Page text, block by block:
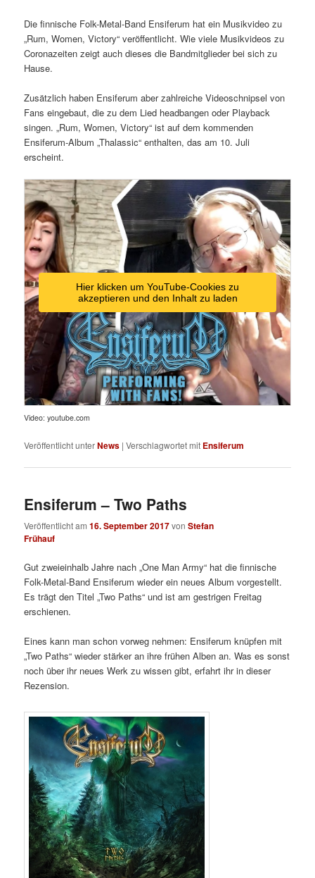
Die finnische Folk-Metal-Band Ensiferum hat ein Musikvideo zu
„Rum, Women, Victory“ veröffentlicht. Wie viele Musikvideos zu
Coronazeiten zeigt auch dieses die Bandmitglieder bei sich zu
Hause.
Zusätzlich haben Ensiferum aber zahlreiche Videoschnipsel von
Fans eingebaut, die zu dem Lied headbangen oder Playback
singen. „Rum, Women, Victory“ ist auf dem kommenden
Ensiferum-Album „Thalassic“ enthalten, das am 10. Juli
erscheint.
Hier klicken um YouTube-Cookies zu
akzeptieren und den Inhalt zu laden
Video: youtube.com
Veröffentlicht unterNews |Verschlagwortet mit Ensiferum
Ensiferum – Two Paths
Veröffentlicht am16. September 2017vonStefan
Frühauf
Gut zweieinhalb Jahre nach „One Man Army“ hat die finnische
Folk-Metal-Band Ensiferum wieder ein neues Album vorgestellt.
Es trägt den Titel „Two Paths“ und ist am gestrigen Freitag
erschienen.
Eines kann man schon vorweg nehmen: Ensiferum knüpfen mit
„Two Paths“ wieder stärker an ihre frühen Alben an. Was es sonst
noch über ihr neues Werk zu wissen gibt, erfahrt ihr in dieser
Rezension.